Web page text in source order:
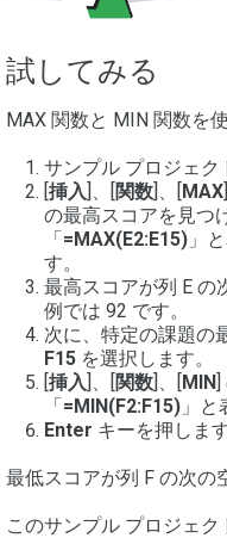
試してみる
MAX 関数と MIN 関数を
サンプル プロジェク
[挿入]、[関数]、[MAX
の最高スコアを見つ
「=MAX(E2:E15) 」
す。
最高スコアが列 E の
例では 92 です。
次に、特定の課題の
F15 を選択します。
[挿入]、[関数]、[MIN]
「=MIN(F2:F15) 」と
Enter キーを押します
最低スコアが列 F の次の
このサンプル プロジェク